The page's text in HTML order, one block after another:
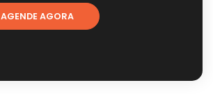
AGENDE AGORA